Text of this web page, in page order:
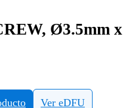
Ø3.5mm x
Ver eDFU